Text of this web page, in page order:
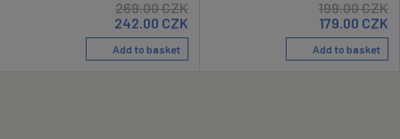
269.00CZK
242.00 CZK
Add to basket
199.00CZK
179.00 CZK
Add to basket